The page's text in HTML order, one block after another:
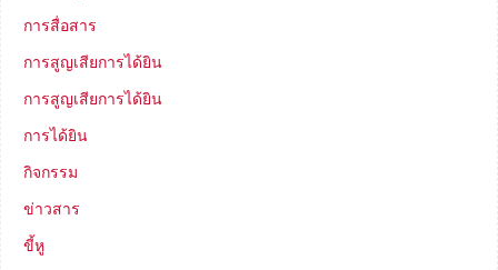
การสื่อสาร
การสูญเสียการได้ยิน
การสูญเสียการได้ยิน
การได้ยิน
กิจกรรม
ข่าวสาร
ขี้หู